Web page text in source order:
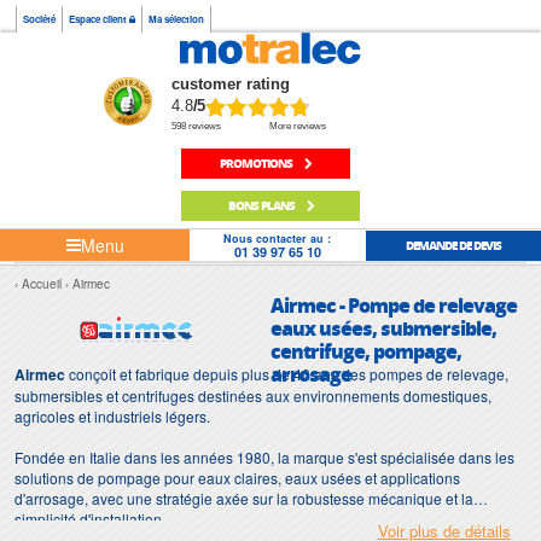
Société Espace client Ma sélection
customer rating
4.8/5
598 reviews More reviews
PROMOTIONS
BONS PLANS
Menu Nous contacter au :
01 39 97 65 10 DEMANDE DE DEVIS
Accueil Airmec
Airmec - Pompe de relevage
eaux usées, submersible,
centrifuge, pompage,
arrosage
Airmecconçoit et fabrique depuis plus de 40 ans des pompes de relevage,
submersibles et centrifuges destinées aux environnements domestiques,
agricoles et industriels légers.
Fondée en Italie dans les années 1980, la marque s'est spécialisée dans les
solutions de pompage pour eaux claires, eaux usées et applications
d'arrosage, avec une stratégie axée sur la robustesse mécanique et la
simplicité d'installation.
Voir plus de détails